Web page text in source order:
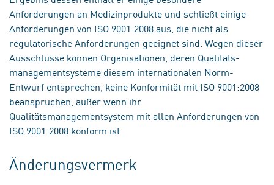
Anforderungen an Medizinprodukte und schließt einige
Anforderungen von ISO 9001:2008 aus, die nicht als
regulatorische Anforderungen geeignet sind. Wegen dieser
Ausschlüsse können Organisationen, deren Qualitäts-
managementsysteme diesem internationalen Norm-
Entwurf entsprechen, keine Konformität mit ISO 9001:2008
beanspruchen, außer wenn ihr
Qualitätsmanagementsystem mit allen Anforderungen von
ISO 9001:2008 konform ist.
Änderungsvermerk